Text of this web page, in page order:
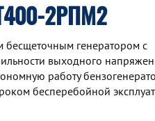
2РПМ2
генератором с
выходного
работу
бесперебойной